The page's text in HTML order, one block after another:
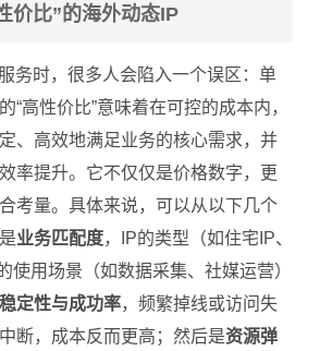
价比”的海外动态IP
务时，很多人会陷入一个误区：单
“高性价比”意味着在可控的成本内，
、高效地满足业务的核心需求，并
率提升。它不仅仅是价格数字，更
考量。具体来说，可以从以下几个
业务匹配度，IP的类型（如住宅IP、
使用场景（如数据采集、社媒运营）
稳定性与成功率，频繁掉线或访问失
断，成本反而更高；然后是资源弹